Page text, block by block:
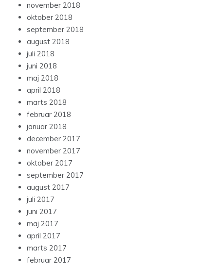
november 2018
oktober 2018
september 2018
august 2018
juli 2018
juni 2018
maj 2018
april 2018
marts 2018
februar 2018
januar 2018
december 2017
november 2017
oktober 2017
september 2017
august 2017
juli 2017
juni 2017
maj 2017
april 2017
marts 2017
februar 2017